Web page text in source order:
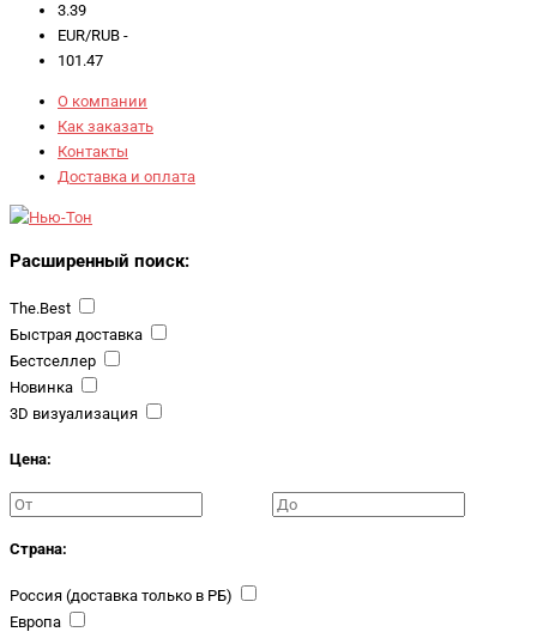
3.39
EUR/RUB -
101.47
О компании
Как заказать
Контакты
Доставка и оплата
Расширенный поиск:
The.Best
Быстрая доставка
Бестселлер
Новинка
3D визуализация
Цена:
Страна:
Россия (доставка только в РБ)
Европа